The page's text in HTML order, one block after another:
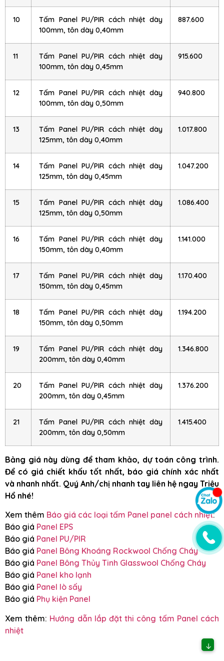
10
Tấm Panel PU/PIR cách nhiệt dày
100mm, tôn dày 0,40mm
887.600
11
Tấm Panel PU/PIR cách nhiệt dày
100mm, tôn dày 0,45mm
915.600
12
Tấm Panel PU/PIR cách nhiệt dày
100mm, tôn dày 0,50mm
940.800
13
Tấm Panel PU/PIR cách nhiệt dày
125mm, tôn dày 0,40mm
1.017.800
14
Tấm Panel PU/PIR cách nhiệt dày
125mm, tôn dày 0,45mm
1.047.200
15
Tấm Panel PU/PIR cách nhiệt dày
125mm, tôn dày 0,50mm
1.086.400
16
Tấm Panel PU/PIR cách nhiệt dày
150mm, tôn dày 0,40mm
1.141.000
17
Tấm Panel PU/PIR cách nhiệt dày
150mm, tôn dày 0,45mm
1.170.400
18
Tấm Panel PU/PIR cách nhiệt dày
150mm, tôn dày 0,50mm
1.194.200
19
Tấm Panel PU/PIR cách nhiệt dày
200mm, tôn dày 0,40mm
1.346.800
20
Tấm Panel PU/PIR cách nhiệt dày
200mm, tôn dày 0,45mm
1.376.200
21
Tấm Panel PU/PIR cách nhiệt dày
200mm, tôn dày 0,50mm
1.415.400
Bảng giá này dùng để tham khảo, dự toán công trình.
Để có giá chiết khấu tốt nhất, báo giá chính xác nhất
và nhanh nhất. Quý Anh/chị nhanh tay liên hệ ngay Triệu
Hổ nhé!
Xem thêm Báo giá các loại tấm Panel panel cách nhiệt:
Báo giá Panel EPS
Báo giá Panel PU/PIR
Báo giá Panel Bông Khoáng Rockwool Chống Cháy
Báo giá Panel Bông Thủy Tinh Glasswool Chống Cháy
Báo giá Panel kho lạnh
Báo giá Panel lò sấy
Báo giá Phụ kiện Panel
Xem thêm: Hướng dẫn lắp đặt thi công tấm Panel cách
nhiệt
↓